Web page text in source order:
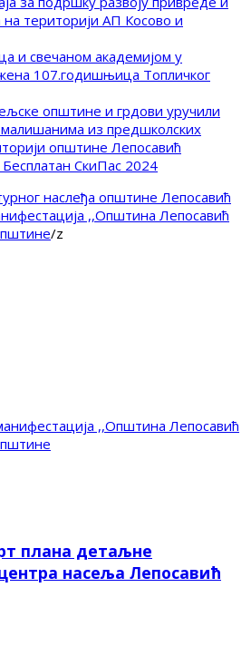
територији АП Косово и
и свечаном академијом у
107.годишњица Топличког
општине и грдови уручили
малишанима из предшколских
општине Лепосавић
СкиПас 2024
,,Општина Лепосавић
/z
,,Општина Лепосавић
плана детаљне
насеља Лепосавић